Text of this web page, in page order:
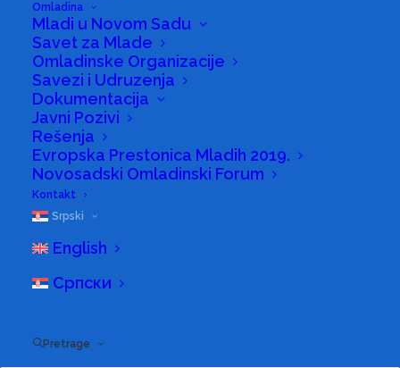
Omladina
Mladi u Novom Sadu
Savet za Mlade
Omladinske Organizacije
Savezi i Udruzenja
Dokumentacija
Javni Pozivi
Rešenja
Evropska Prestonica Mladih 2019.
Novosadski Omladinski Forum
Kontakt
Srpski
English
Српски
Pretrage